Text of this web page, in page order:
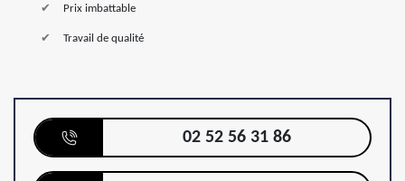
Prix imbattable
Travail de qualité
02 52 56 31 86